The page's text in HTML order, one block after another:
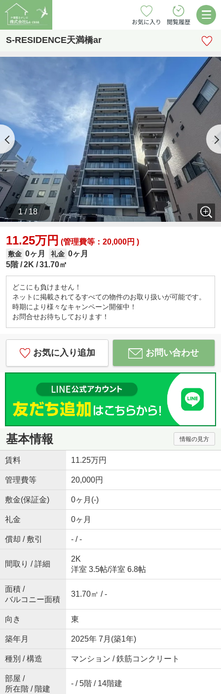
お気に入り 閲覧履歴
S-RESIDENCE天満橋ar
1 / 18
11.25万円 (管理費等：20,000円 )
敷金 0ヶ月 礼金 0ヶ月
5階 2K 31.70㎡
どこにも負けません！
ネットに掲載されてるすべての物件のお取り扱いが可能です。
時期により様々なキャンペーン開催中！
お問合せお待ちしております！
お気に入り追加 お問い合わせ
基本情報 情報の見方
賃料 11.25万円
管理費等 20,000円
敷金(保証金) 0ヶ月(-)
礼金 0ヶ月
償却 / 敷引 - / -
間取り / 詳細
2K
洋室 3.5帖/洋室 6.8帖
面積 /
バルコニー面積
31.70㎡ / -
向き 東
築年月 2025年 7月(築1年)
種別 / 構造 マンション / 鉄筋コンクリート
部屋 /
所在階 / 階建
- / 5階 / 14階建